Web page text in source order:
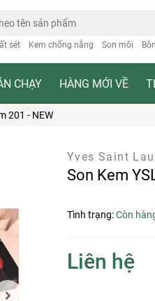
sét Kem chống nắng Son môi
CHẠY HÀNG MỚI VỀ
201 - NEW
Yves Saint
Son Kem
Tình trạng:Còn
Liên hệ